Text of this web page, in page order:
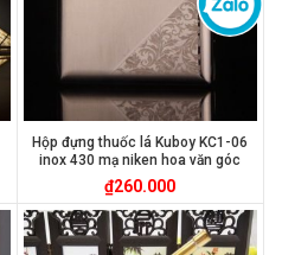
Hộp đựng thuốc lá Kuboy KC1-06
inox 430 mạ niken hoa văn góc
₫260.000